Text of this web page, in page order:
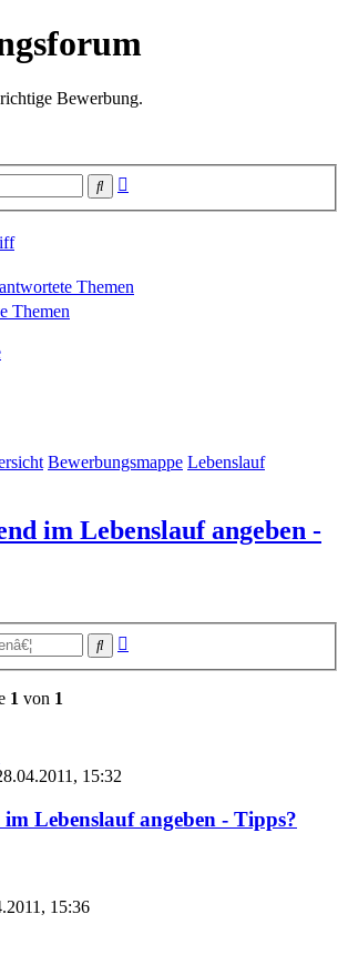
Bewerbung.
Suche
Themen
Themen
Bewerbungsmappe Lebenslauf
im Lebenslauf angeben -
Suche
1 von 1
15:32
Lebenslauf angeben - Tipps?
15:36